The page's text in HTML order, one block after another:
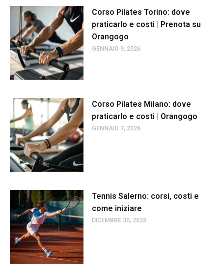
Corso Pilates Torino: dove
praticarlo e costi | Prenota su
Orangogo
GENNAIO 9, 2026
Corso Pilates Milano: dove
praticarlo e costi | Orangogo
GENNAIO 7, 2026
Tennis Salerno: corsi, costi e
come iniziare
DICEMBRE 30, 2025